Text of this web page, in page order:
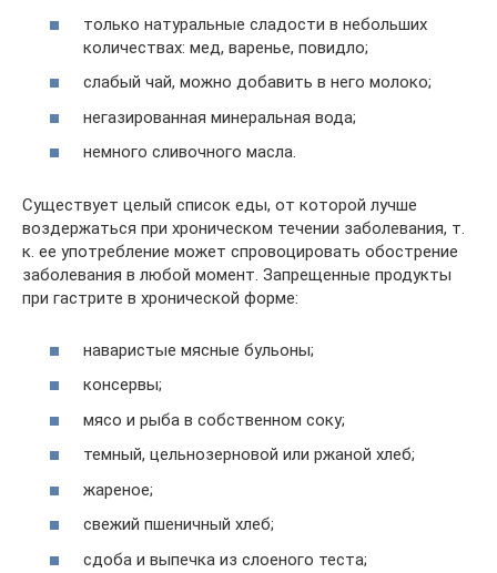
только натуральные сладости в небольших
количествах: мед, варенье, повидло;
слабый чай, можно добавить в него молоко;
негазированная минеральная вода;
немного сливочного масла.
Существует целый список еды, от которой лучше
воздержаться при хроническом течении заболевания, т.
к. ее употребление может спровоцировать обострение
заболевания в любой момент. Запрещенные продукты
при гастрите в хронической форме:
наваристые мясные бульоны;
консервы;
мясо и рыба в собственном соку;
темный, цельнозерновой или ржаной хлеб;
жареное;
свежий пшеничный хлеб;
сдоба и выпечка из слоеного теста;